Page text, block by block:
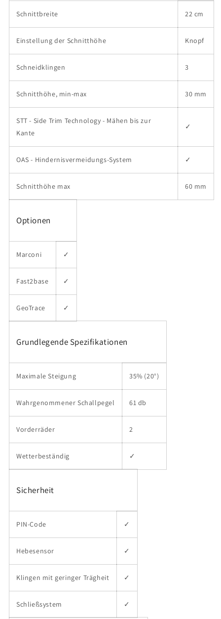
Schnittbreite 22 cm
Einstellung der Schnitthöhe Knopf
Schneidklingen 3
Schnitthöhe, min-max 30 mm
STT - Side Trim Technology - Mähen bis zur
Kante
✓
OAS - Hindernisvermeidungs-System ✓
Schnitthöhe max 60 mm
Optionen
Marconi ✓
Fast2base ✓
GeoTrace ✓
Grundlegende Spezifikationen
Maximale Steigung 35% (20°)
Wahrgenommener Schallpegel 61 db
Vorderräder 2
Wetterbeständig ✓
Sicherheit
PIN-Code ✓
Hebesensor ✓
Klingen mit geringer Trägheit ✓
Schließsystem ✓